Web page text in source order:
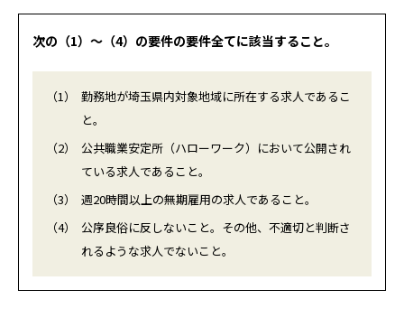
次の（1）～（4）の要件の要件全てに該当すること。
（1）
勤務地が埼玉県内対象地域に所在する求人であるこ
と。
（2）
公共職業安定所（ハローワーク）において公開され
ている求人であること。
（3）
週20時間以上の無期雇用の求人であること。
（4）
公序良俗に反しないこと。その他、不適切と判断さ
れるような求人でないこと。